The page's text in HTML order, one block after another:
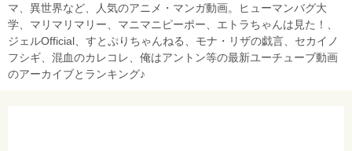
マ、異世界など、人気のアニメ・マンガ動画。ヒューマンバグ大
学、マリマリマリー、マニマニピーポー、エトラちゃんは見た！、
ジェルOfficial、すとぷりちゃんねる、モナ・リザの戯言、セカイノ
フシギ、混血のカレコレ、俺はアントン等の最新ユーチューブ動画
のアーカイブとランキング♪